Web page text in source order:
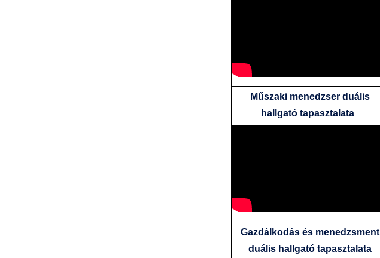
Műszaki menedzser duális
hallgató tapasztalata
Gazdálkodás és menedzsment
duális hallgató tapasztalata